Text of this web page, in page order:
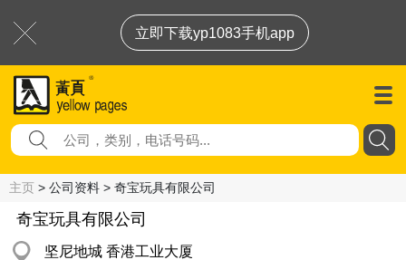
立即下载yp1083手机app
主页 > 公司资料 > 奇宝玩具有限公司
奇宝玩具有限公司
坚尼地城 香港工业大厦